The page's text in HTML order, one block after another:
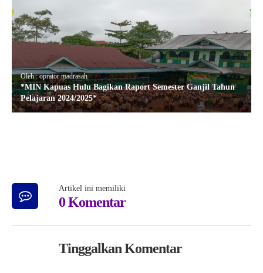
Oleh : oprator madrasah
*MIN Kapuas Hulu Bagikan Raport Semester Ganjil Tahun
Pelajaran 2024/2025*
Artikel ini memiliki
0 Komentar
Tinggalkan Komentar